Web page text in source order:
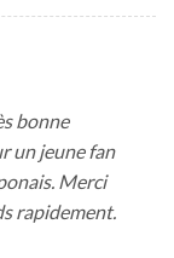
bonne
un jeune fan
Merci
rapidement.